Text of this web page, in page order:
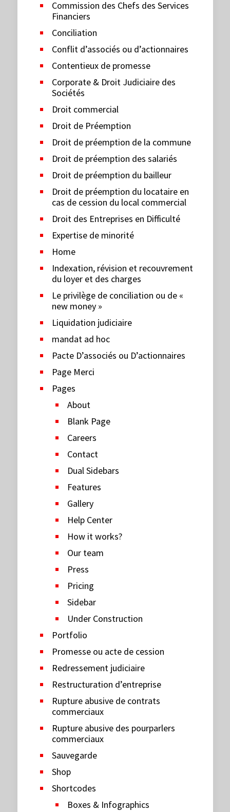
Commission des Chefs des Services
Financiers
Conciliation
Conflit d’associés ou d’actionnaires
Contentieux de promesse
Corporate & Droit Judiciaire des
Sociétés
Droit commercial
Droit de Préemption
Droit de préemption de la commune
Droit de préemption des salariés
Droit de préemption du bailleur
Droit de préemption du locataire en
cas de cession du local commercial
Droit des Entreprises en Difficulté
Expertise de minorité
Home
Indexation, révision et recouvrement
du loyer et des charges
Le privilège de conciliation ou de «
new money »
Liquidation judiciaire
mandat ad hoc
Pacte D’associés ou D’actionnaires
Page Merci
Pages
About
Blank Page
Careers
Contact
Dual Sidebars
Features
Gallery
Help Center
How it works?
Our team
Press
Pricing
Sidebar
Under Construction
Portfolio
Promesse ou acte de cession
Redressement judiciaire
Restructuration d’entreprise
Rupture abusive de contrats
commerciaux
Rupture abusive des pourparlers
commerciaux
Sauvegarde
Shop
Shortcodes
Boxes & Infographics